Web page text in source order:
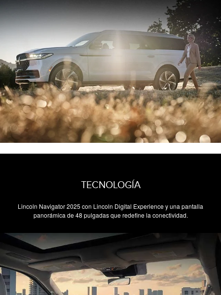
TECNOLOGÍA
Lincoln Navigator 2025 con Lincoln Digital Experience y una pantalla
panorámica de 48 pulgadas que redefine la conectividad.